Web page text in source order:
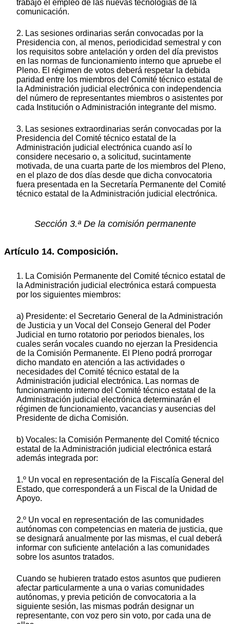
trabajo el empleo de las nuevas tecnologías de la
comunicación.
2. Las sesiones ordinarias serán convocadas por la
Presidencia con, al menos, periodicidad semestral y con
los requisitos sobre antelación y orden del día previstos
en las normas de funcionamiento interno que apruebe el
Pleno. El régimen de votos deberá respetar la debida
paridad entre los miembros del Comité técnico estatal de
la Administración judicial electrónica con independencia
del número de representantes miembros o asistentes por
cada Institución o Administración integrante del mismo.
3. Las sesiones extraordinarias serán convocadas por la
Presidencia del Comité técnico estatal de la
Administración judicial electrónica cuando así lo
considere necesario o, a solicitud, sucintamente
motivada, de una cuarta parte de los miembros del Pleno,
en el plazo de dos días desde que dicha convocatoria
fuera presentada en la Secretaría Permanente del Comité
técnico estatal de la Administración judicial electrónica.
Sección 3.ª De la comisión permanente
Artículo 14. Composición.
1. La Comisión Permanente del Comité técnico estatal de
la Administración judicial electrónica estará compuesta
por los siguientes miembros:
a) Presidente: el Secretario General de la Administración
de Justicia y un Vocal del Consejo General del Poder
Judicial en turno rotatorio por periodos bienales, los
cuales serán vocales cuando no ejerzan la Presidencia
de la Comisión Permanente. El Pleno podrá prorrogar
dicho mandato en atención a las actividades o
necesidades del Comité técnico estatal de la
Administración judicial electrónica. Las normas de
funcionamiento interno del Comité técnico estatal de la
Administración judicial electrónica determinarán el
régimen de funcionamiento, vacancias y ausencias del
Presidente de dicha Comisión.
b) Vocales: la Comisión Permanente del Comité técnico
estatal de la Administración judicial electrónica estará
además integrada por:
1.º Un vocal en representación de la Fiscalía General del
Estado, que corresponderá a un Fiscal de la Unidad de
Apoyo.
2.º Un vocal en representación de las comunidades
autónomas con competencias en materia de justicia, que
se designará anualmente por las mismas, el cual deberá
informar con suficiente antelación a las comunidades
sobre los asuntos tratados.
Cuando se hubieren tratado estos asuntos que pudieren
afectar particularmente a una o varias comunidades
autónomas, y previa petición de convocatoria a la
siguiente sesión, las mismas podrán designar un
representante, con voz pero sin voto, por cada una de